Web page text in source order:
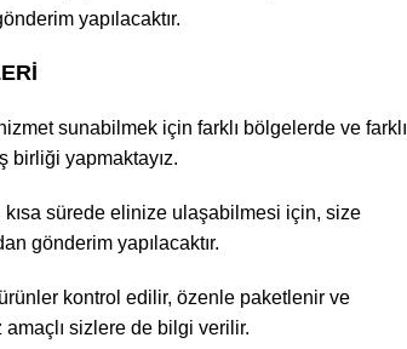
yapılacaktır.
sunabilmek için farklı bölgelerde ve farklı
birliği yapmaktayız.
sürede elinize ulaşabilmesi için, size
gönderim yapılacaktır.
kontrol edilir, özenle paketlenir ve
amaçlı sizlere de bilgi verilir.